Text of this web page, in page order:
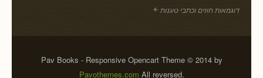
דוגמאות חוזים וכתבי טענות
Pav Books - Responsive Opencart Theme © 2014 by
Pavothemes.com All reversed.